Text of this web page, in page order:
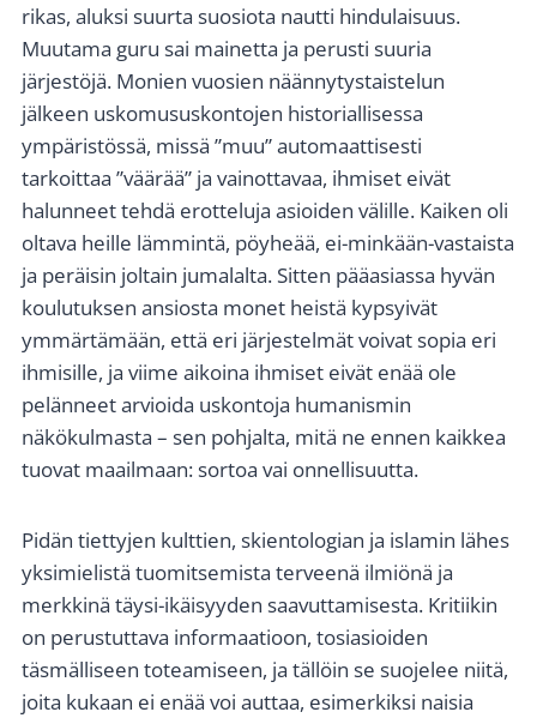
rikas, aluksi suurta suosiota nautti hindulaisuus.
Muutama guru sai mainetta ja perusti suuria
järjestöjä. Monien vuosien näännytystaistelun
jälkeen uskomususkontojen historiallisessa
ympäristössä, missä ”muu” automaattisesti
tarkoittaa ”väärää” ja vainottavaa, ihmiset eivät
halunneet tehdä erotteluja asioiden välille. Kaiken oli
oltava heille lämmintä, pöyheää, ei-minkään-vastaista
ja peräisin joltain jumalalta. Sitten pääasiassa hyvän
koulutuksen ansiosta monet heistä kypsyivät
ymmärtämään, että eri järjestelmät voivat sopia eri
ihmisille, ja viime aikoina ihmiset eivät enää ole
pelänneet arvioida uskontoja humanismin
näkökulmasta – sen pohjalta, mitä ne ennen kaikkea
tuovat maailmaan: sortoa vai onnellisuutta.
Pidän tiettyjen kulttien, skientologian ja islamin lähes
yksimielistä tuomitsemista terveenä ilmiönä ja
merkkinä täysi-ikäisyyden saavuttamisesta. Kritiikin
on perustuttava informaatioon, tosiasioiden
täsmälliseen toteamiseen, ja tällöin se suojelee niitä,
joita kukaan ei enää voi auttaa, esimerkiksi naisia